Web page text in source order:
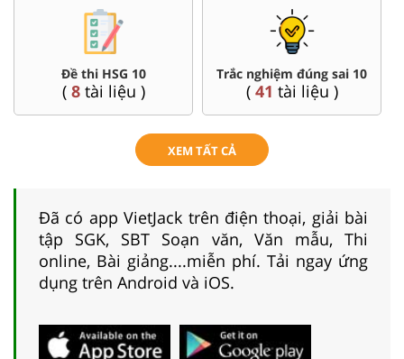
Đề thi HSG 10
( 8tài liệu )
Trắc nghiệm đúng sai 10
( 41 tài liệu )
XEM TẤT CẢ
Đã có app VietJack trên điện thoại, giải bài
tập SGK, SBT Soạn văn, Văn mẫu, Thi
online, Bài giảng....miễn phí. Tải ngay ứng
dụng trên Android và iOS.